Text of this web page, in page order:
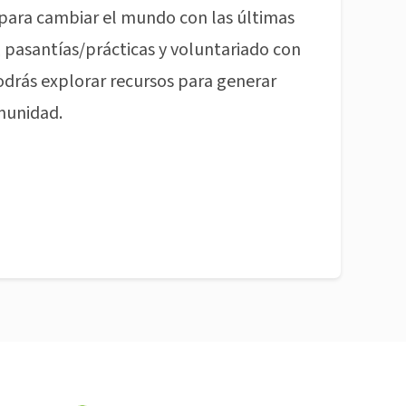
cambiar el mundo con las últimas
prácticas y voluntariado con
explorar recursos para generar